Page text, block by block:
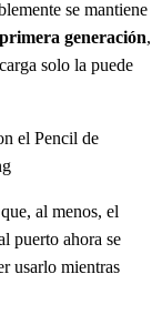
se mantiene
generación,
solo la puede
el Pencil de
al menos, el
puerto ahora se
usarlo mientras